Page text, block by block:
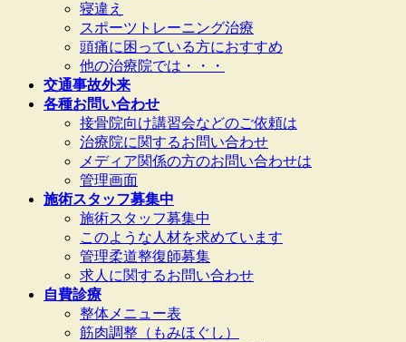
寝違え
スポーツトレーニング治療
頭痛に困っている方におすすめ
他の治療院では・・・
交通事故外来
各種お問い合わせ
接骨院向け講習会などのご依頼は
治療院に関するお問い合わせ
メディア関係の方のお問い合わせは
管理画面
施術スタッフ募集中
施術スタッフ募集中
このような人材を求めています
管理柔道整復師募集
求人に関するお問い合わせ
自費診療
整体メニュー表
筋肉調整（もみほぐし）